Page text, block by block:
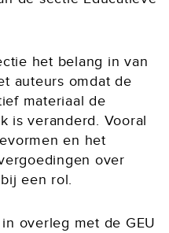
het belang in van
auteurs omdat de
materiaal de
is veranderd. Vooral
en het
over
een rol.
overleg met de GEU